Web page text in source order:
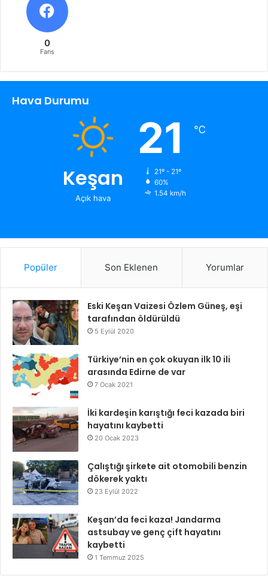
0
Fans
Hava Durumu
Keşan
Açık hava
21 ℃
21º - 21º
60%
1.54 km/h
Popüler Son Eklenen Yorumlar
Eski Keşan Vaizesi Özlem Güneş, eşi
tarafından öldürüldü
5 Eylül 2020
Türkiye’nin en çok okuyan ilk 10 ili
arasında Edirne de var
7 Ocak 2021
İki kardeşin karıştığı feci kazada biri
hayatını kaybetti
20 Ocak 2023
Çalıştığı şirkete ait otomobili benzin
dökerek yaktı
23 Eylül 2022
Keşan’da feci kaza! Jandarma
astsubay ve genç çift hayatını
kaybetti
1 Temmuz 2025